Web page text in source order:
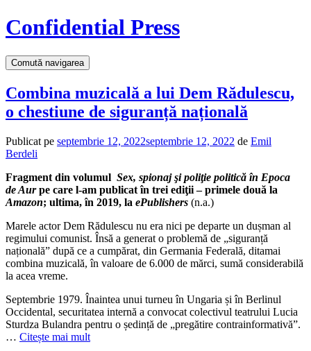
Confidential Press
Comută navigarea
Combina muzicală a lui Dem Rădulescu,
o chestiune de siguranță națională
Publicat pe septembrie 12, 2022septembrie 12, 2022 de Emil
Berdeli
Fragment din volumul Sex, spionaj şi poliţie politică în Epoca
de Aurpe care l-am publicat în trei ediţii – primele două la
Amazon; ultima, în 2019, la ePublishers (n.a.)
Marele actor Dem Rădulescu nu era nici pe departe un dușman al
regimului comunist. Însă a generat o problemă de „siguranță
națională” după ce a cumpărat, din Germania Federală, ditamai
combina muzicală, în valoare de 6.000 de mărci, sumă considerabilă
la acea vreme.
Septembrie 1979. Înaintea unui turneu în Ungaria și în Berlinul
Occidental, securitatea internă a convocat colectivul teatrului Lucia
Sturdza Bulandra pentru o ședință de „pregătire contrainformativă”.
… Citește mai mult